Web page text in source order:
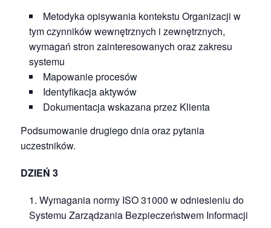
Metodyka opisywania kontekstu Organizacji w
tym czynników wewnętrznych i zewnętrznych,
wymagań stron zainteresowanych oraz zakresu
systemu
Mapowanie procesów
Identyfikacja aktywów
Dokumentacja wskazana przez Klienta
Podsumowanie drugiego dnia oraz pytania
uczestników.
DZIEŃ 3
Wymagania normy ISO 31000 w odniesieniu do
Systemu Zarządzania Bezpieczeństwem Informacji